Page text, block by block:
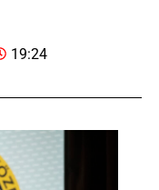
19:24